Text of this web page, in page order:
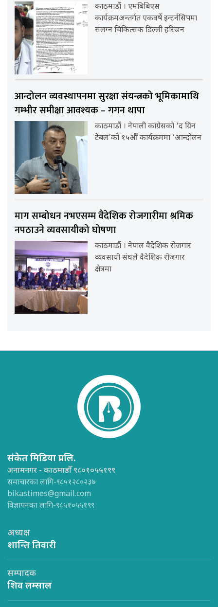
काठमाडौं । एमबिबिएस
कार्यक्रमअन्तर्गत एकवर्षे इन्टर्नसिपमा
संलग्न चिकित्सक डिल्ली हरिजन
आन्दोलन व्यवस्थापनमा सुरक्षा संयन्त्रको भूमिकामाथि
गम्भीर समीक्षा आवश्यक – गगन थापा
काठमाडौं । नेपाली कांग्रेसको ‘द ग्रिन
टेबल’को १५औँ कार्यक्रममा ‘आन्दोलन
माग सम्बोधन नभएसम्म वैदेशिक रोजगारीमा श्रमिक
नपठाउने व्यवसायीको घोषणा
काठमाडौंं । नेपाल वैदेशिक रोजगार
व्यवसायी संघले वैदेशिक रोजगार
क्षेत्रमा
संकेत मिडिया प्रा.लि.
अनामनगर - काठमाडौँ ९८०१०५५१९९
समाचारका लागि-९८५१२८०२३७
bikastimes@gmail.com
विज्ञापनका लागि-९८५१०५५१९९
अध्यक्ष
शान्ति तिवारी
सम्पादक
शिव लम्साल